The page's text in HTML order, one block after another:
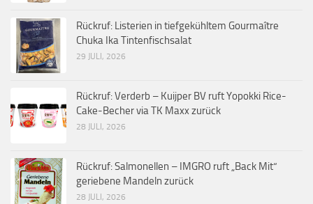
Rückruf: Listerien in tiefgekühltem Gourmaître
Chuka Ika Tintenfischsalat
29 JULI, 2026
Rückruf: Verderb – Kuijper BV ruft Yopokki Rice-
Cake-Becher via TK Maxx zurück
28 JULI, 2026
Rückruf: Salmonellen – IMGRO ruft „Back Mit“
geriebene Mandeln zurück
28 JULI, 2026